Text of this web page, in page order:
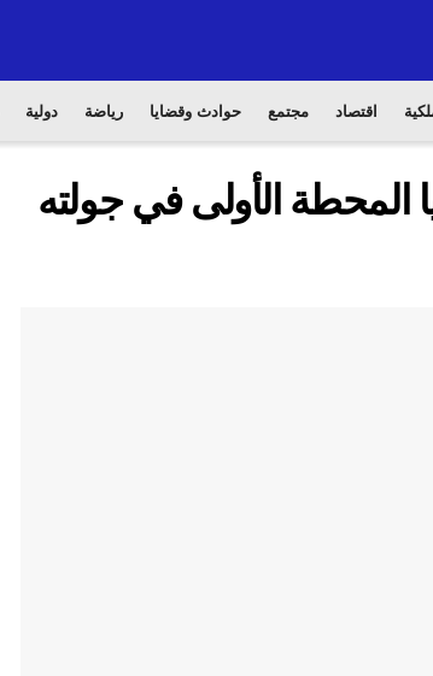
اقتصاد مجتمع حوادث وقضايا رياضة دولية
المحطة الأولى في جولته